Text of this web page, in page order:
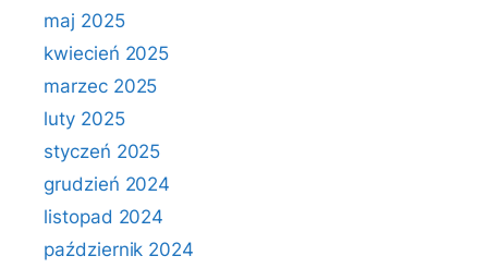
maj 2025
kwiecień 2025
marzec 2025
luty 2025
styczeń 2025
grudzień 2024
listopad 2024
październik 2024